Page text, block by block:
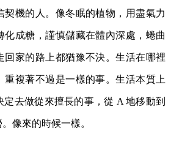
契機的人。像冬眠的植物，用盡氣力
化成糖，謹慎儲藏在體內深處，蜷曲
回家的路上都猶豫不決。生活在哪裡
重複著不過是一樣的事。生活本質上
定去做從來擅長的事，從 A 地移動到
像來的時候一樣。